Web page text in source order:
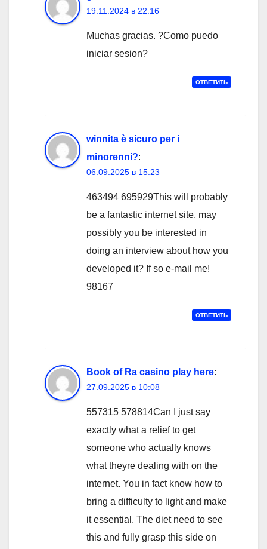
19.11.2024 в 22:16
Muchas gracias. ?Como puedo
iniciar sesion?
ОТВЕТИТЬ
winnita è sicuro per i
minorenni?:
06.09.2025 в 15:23
463494 695929This will probably
be a fantastic internet site, may
possibly you be interested in
doing an interview about how you
developed it? If so e-mail me!
98167
ОТВЕТИТЬ
Book of Ra casino play here:
27.09.2025 в 10:08
557315 578814Can I just say
exactly what a relief to get
someone who actually knows
what theyre dealing with on the
internet. You in fact know how to
bring a difficulty to light and make
it essential. The diet need to see
this and fully grasp this side on